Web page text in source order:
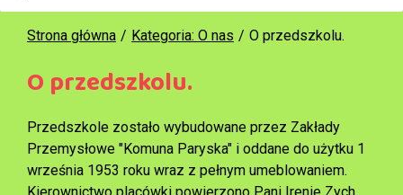
Strona główna Kategoria: O nas O przedszkolu.
O przedszkolu.
Przedszkole zostało wybudowane przez Zakłady
Przemysłowe "Komuna Paryska" i oddane do użytku 1
września 1953 roku wraz z pełnym umeblowaniem.